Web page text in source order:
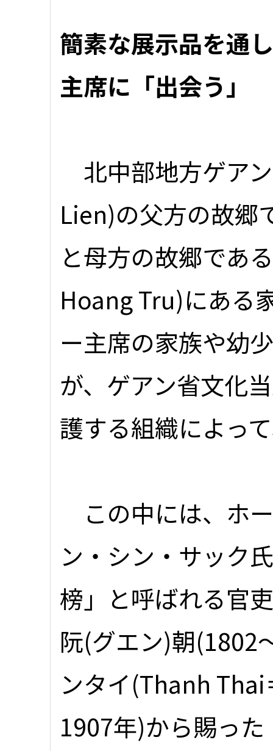
簡素な展示品を通
主席に「出会う」
北中部地方ゲア
Lien)の父方の故郷
と母方の故郷であ
Hoang Tru)にある
ー主席の家族や幼
が、ゲアン省文化
護する組織によっ
この中には、ホ
ン・シン・サック
榜」と呼ばれる官
阮(グエン)朝(1802
ンタイ(Thanh
1907年)から賜っ